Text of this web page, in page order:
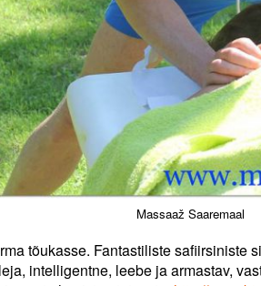
Massaaž Saaremaal
tõukasse. Fantastiliste safiirsiniste
intelligentne, leebe ja armastav,